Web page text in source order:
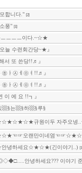
합니다." [2]
풍" [1]
ㅡㅡㅡㅡ이다.~☆★
늘 수련회간당~★』
해서 또 쓴당!!♬』
㉭ㅏ㉦ㅔ㉧ㅕ!!♬』
㉭ㅏ㉦ㅔ㉧ㅕ!!♬』
이 에 요 !!┓』
▩§는▩§하▩§루§
규원이두 자주오넹
오랜만이네염
녕하세요☆★☆★(긴이야기..)
안녕하세요??? 이야기